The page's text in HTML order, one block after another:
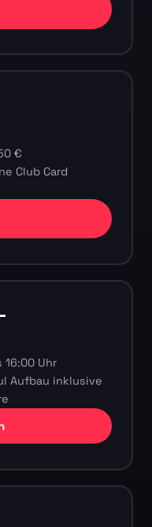
€
Club Card
Uhr
Aufbau inklusive